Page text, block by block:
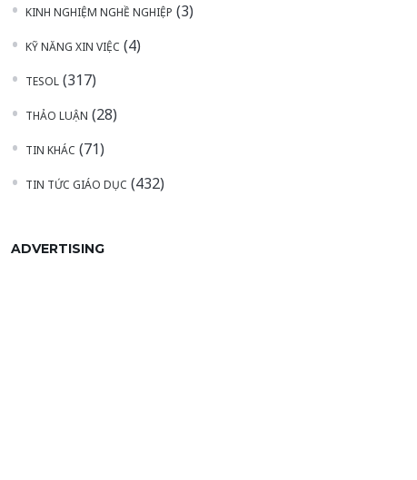
KINH NGHIỆM NGHỀ NGHIỆP (3)
KỸ NĂNG XIN VIỆC (4)
TESOL (317)
THẢO LUẬN (28)
TIN KHÁC (71)
TIN TỨC GIÁO DỤC (432)
ADVERTISING